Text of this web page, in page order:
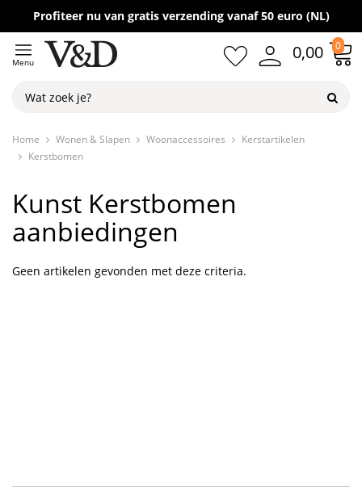
Profiteer nu van gratis verzending vanaf 50 euro (NL)
Gratis verzending vanaf 50,-
Home Wonen & Slapen Woonaccessoires
Kerstartikelen
Kerstbomen
Kunst Kerstbomen
aanbiedingen
Geen artikelen gevonden met deze criteria.
Menu 0,00 0